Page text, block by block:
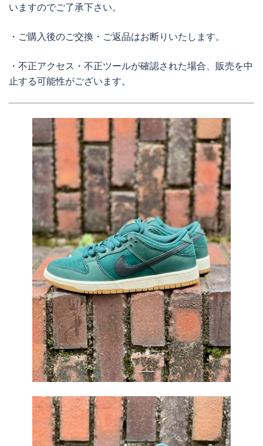
いますのでご了承下さい。
・ご購入後のご交換・ご返品はお断りいたします。
・不正アクセス・不正ツールが確認された場合、販売を中
止する可能性がございます。